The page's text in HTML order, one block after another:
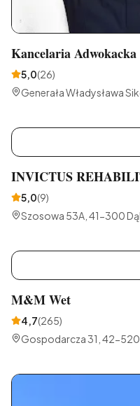
Kancelaria
5,0(26)
Generała Władysława
INVICTUS
5,0(9)
Szosowa 53A, 41-300
M&M Wet
4,7(265)
Gospodarcza 31, 42-